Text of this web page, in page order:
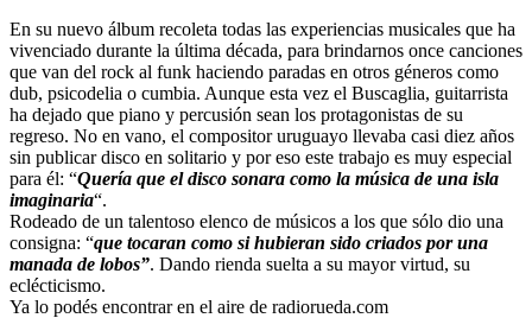
En su nuevo álbum recoleta todas las experiencias musicales que ha
vivenciado durante la última década, para brindarnos once canciones
que van del rock al funk haciendo paradas en otros géneros como
dub, psicodelia o cumbia. Aunque esta vez el Buscaglia, guitarrista
ha dejado que piano y percusión sean los protagonistas de su
regreso. No en vano, el compositor uruguayo llevaba casi diez años
sin publicar disco en solitario y por eso este trabajo es muy especial
para él: “Quería que el disco sonara como la música de una isla
imaginaria“.
Rodeado de un talentoso elenco de músicos a los que sólo dio una
consigna: “que tocaran como si hubieran sido criados por una
manada de lobos”. Dando rienda suelta a su mayor virtud, su
eclécticismo.
Ya lo podés encontrar en el aire de radiorueda.com